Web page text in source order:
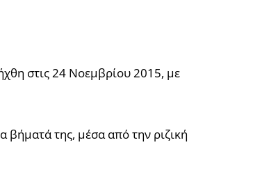
στις 24 Νοεμβρίου 2015, με
βήματά της, μέσα από την ριζική